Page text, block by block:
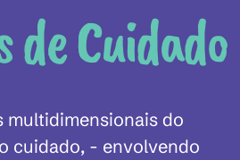
de Cuidado
multidimensionais do
cuidado, - envolvendo